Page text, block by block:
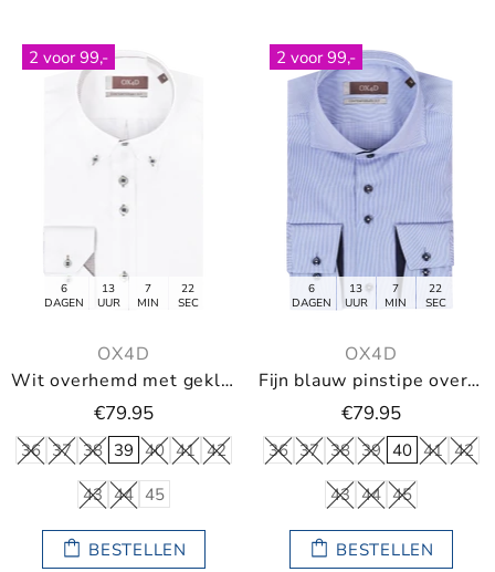
2 voor 99,-
6
DAGEN
13
UUR
7
MIN
21
SEC
OX4D
Wit overhemd met gekleurde knopen en button-down
€79.95
36 37 38 39 40 41 42
43 44 45
BESTELLEN
2 voor 99,-
6
DAGEN
13
UUR
7
MIN
21
SEC
OX4D
Fijn blauw pinstipe overhemd
€79.95
36 37 38 39 40 41 42
43 44 45
BESTELLEN